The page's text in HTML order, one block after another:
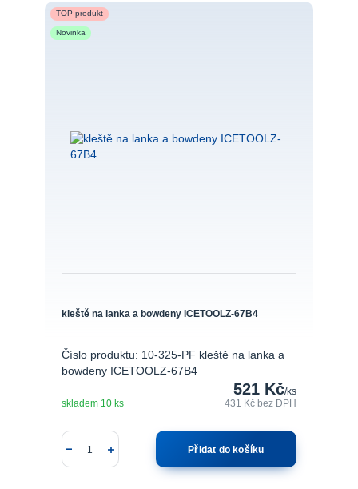
TOP produkt
Novinka
kleště na lanka a bowdeny ICETOOLZ-67B4
Číslo produktu: 10-325-PF kleště na lanka a
bowdeny ICETOOLZ-67B4
521 Kč/ks
431 Kčbez DPH
skladem 10 ks
Přidat do košíku